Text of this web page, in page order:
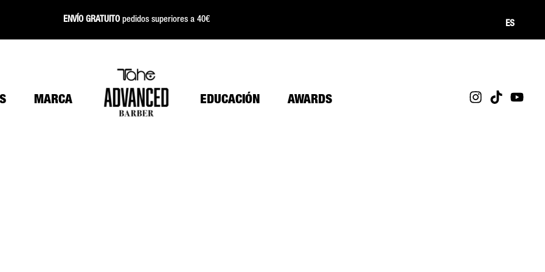
ENVÍO GRATUITOpedidos superiores a 40€ ES
MARCA EDUCACIÓN AWARDS